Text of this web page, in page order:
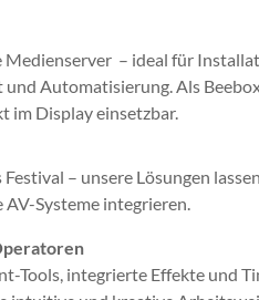
Medienserver – ideal für
Automatisierung. Als
im Display einsetzbar.
– unsere Lösungen
Systeme integrieren.
Tools, integrierte Effekte und